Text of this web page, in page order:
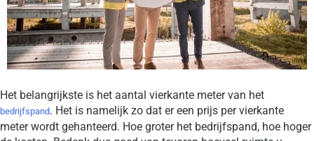
Het belangrijkste is het aantal vierkante meter van het
bedrijfspand. Het is namelijk zo dat er een prijs per vierkante
meter wordt gehanteerd. Hoe groter het bedrijfspand, hoe hoger